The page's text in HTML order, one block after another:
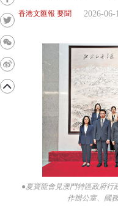
香港文匯報 要聞 2026-06-
●夏寶龍會見澳門特區政府行
作辦公室、國